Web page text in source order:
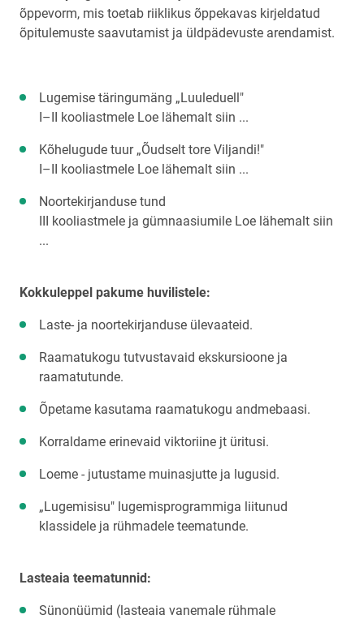
õppevorm, mis toetab riiklikus õppekavas kirjeldatud
õpitulemuste saavutamist ja üldpädevuste arendamist.
Lugemise täringumäng „Luuleduell"
I–II kooliastmele Loe lähemalt siin ...
Kõhelugude tuur „Õudselt tore Viljandi!"
I–II kooliastmele Loe lähemalt siin ...
Noortekirjanduse tund
III kooliastmele ja gümnaasiumile Loe lähemalt siin
...
Kokkuleppel pakume huvilistele:
Laste- ja noortekirjanduse ülevaateid.
Raamatukogu tutvustavaid ekskursioone ja
raamatutunde.
Õpetame kasutama raamatukogu andmebaasi.
Korraldame erinevaid viktoriine jt üritusi.
Loeme - jutustame muinasjutte ja lugusid.
„Lugemisisu" lugemisprogrammiga liitunud
klassidele ja rühmadele teematunde.
Lasteaia teematunnid:
Sünonüümid (lasteaia vanemale rühmale